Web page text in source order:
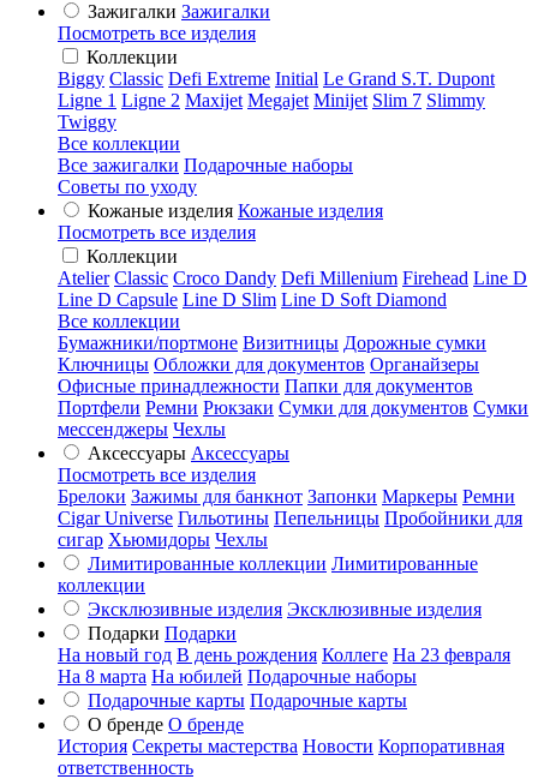
Зажигалки Зажигалки
Посмотреть все изделия
Коллекции
Biggy Classic Defi Extreme Initial Le Grand S.T. Dupont
Ligne 1 Ligne 2 Maxijet Megajet Minijet Slim 7 Slimmy
Twiggy
Все коллекции
Все зажигалки Подарочные наборы
Советы по уходу
Кожаные изделия Кожаные изделия
Посмотреть все изделия
Коллекции
Atelier Classic Croco Dandy Defi Millenium Firehead Line D
Line D Capsule Line D Slim Line D Soft Diamond
Все коллекции
Бумажники/портмоне Визитницы Дорожные сумки
Ключницы Обложки для документов Органайзеры
Офисные принадлежности Папки для документов
Портфели Ремни Рюкзаки Сумки для документов Сумки
мессенджеры Чехлы
Аксессуары Аксессуары
Посмотреть все изделия
Брелоки Зажимы для банкнот Запонки Маркеры Ремни
Cigar Universe Гильотины Пепельницы Пробойники для
сигар Хьюмидоры Чехлы
Лимитированные коллекции Лимитированные
коллекции
Эксклюзивные изделия Эксклюзивные изделия
Подарки Подарки
На новый год В день рождения Коллеге На 23 февраля
На 8 марта На юбилей Подарочные наборы
Подарочные карты Подарочные карты
О бренде О бренде
История Секреты мастерства Новости Корпоративная
ответственность